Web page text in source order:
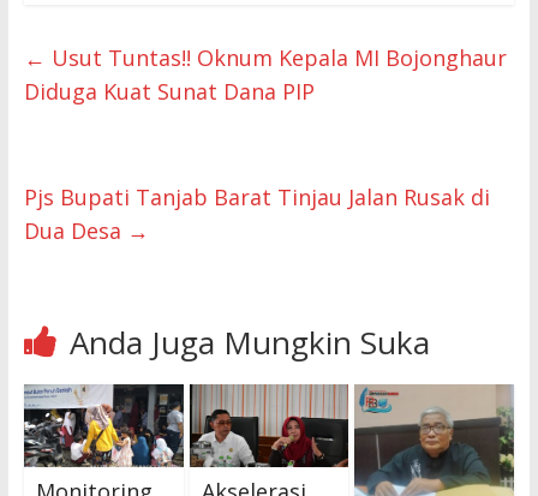
← Usut Tuntas!! Oknum Kepala MI Bojonghaur
Diduga Kuat Sunat Dana PIP
Pjs Bupati Tanjab Barat Tinjau Jalan Rusak di
Dua Desa →
Anda Juga Mungkin Suka